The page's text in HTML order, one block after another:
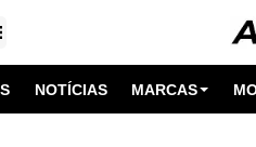
NOTÍCIAS MARCAS